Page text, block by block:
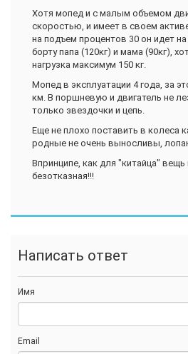
Хотя мопед и с малым объемом
скоростью, и имеет в своем
на подъем процентов 30 он идет
борту папа (120кг) и мама (90кг),
нагрузка максимум 150 кг.
Мопед в эксплуатации 4 года, за
км. В поршневую и двигатель не
только звездочки и цепь.
Еще не плохо поставить в колеса
родные не очень выносливы,
Впринципе, как для "китайца" вещь
безотказная!!!
Написать ответ
Имя
Email